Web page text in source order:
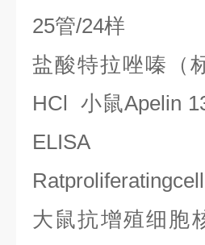
25管/24样
盐酸特拉唑嗪（
HCl小鼠Apelin
大鼠抗增殖细胞